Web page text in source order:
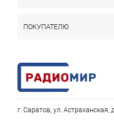
ПОКУПАТЕЛЮ
г. Саратов, ул. Астраханская,